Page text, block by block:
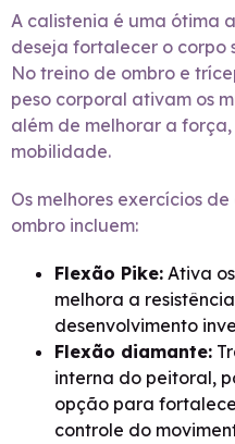
A calistenia é uma ótima
deseja fortalecer o corpo
No treino de ombro e
peso corporal ativam os
além de melhorar a
mobilidade.
Os melhores exercícios
ombro incluem:
Flexão Pike: Ativa
melhora a
desenvolvimento
Flexão diamante:
interna do peitoral,
opção para
controle do